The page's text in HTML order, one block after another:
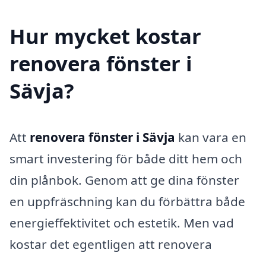
Hur mycket kostar
renovera fönster i
Sävja?
Att renovera fönster i Sävja kan vara en
smart investering för både ditt hem och
din plånbok. Genom att ge dina fönster
en uppfräschning kan du förbättra både
energieffektivitet och estetik. Men vad
kostar det egentligen att renovera